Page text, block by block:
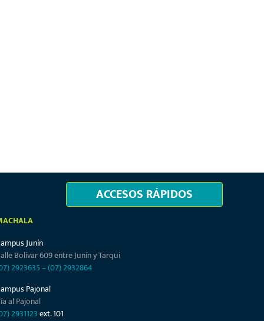
ACCESOS RÁPIDOS
Junín
Bolívar 609 entre Junín y Tarqui
2923635–(07) 2932864
Pajonal
al Pajonal
2931123ext. 101